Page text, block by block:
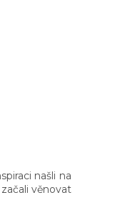
našli na
věnovat